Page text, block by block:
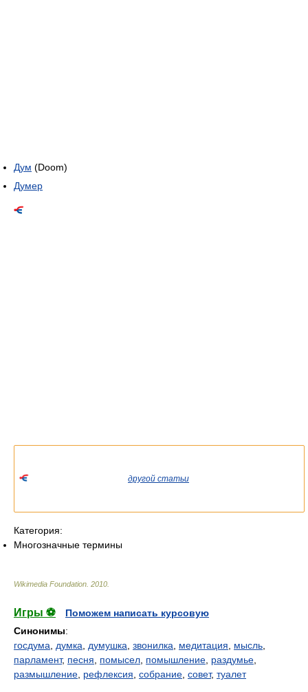
Дум (Doom)
Думер
другой статьи
Категория:
Многозначные термины
Wikimedia Foundation 2010
Игры ⚽
Поможем написать курсовую
Синонимы:
госдума
думка думушка звонилка медитация мысль
парламент, песня помысел помышление раздумье
размышление рефлексия собрание совет, туалет